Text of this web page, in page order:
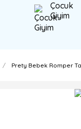
Çocuk
Giyim
Prety Bebek Romper